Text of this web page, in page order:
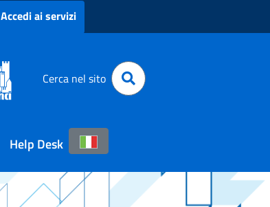
Accedi ai servizi
Cerca nel sito
Help Desk